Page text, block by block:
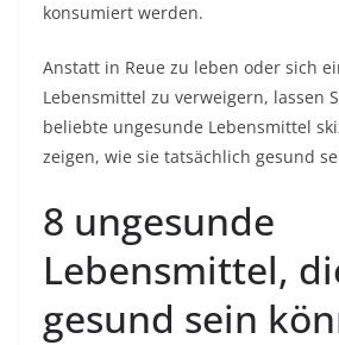
konsumiert werden.
Anstatt in Reue zu leben oder sich
Lebensmittel zu verweigern, lassen
beliebte ungesunde Lebensmittel
zeigen, wie sie tatsächlich gesund
8 ungesunde
Lebensmittel,
gesund sein